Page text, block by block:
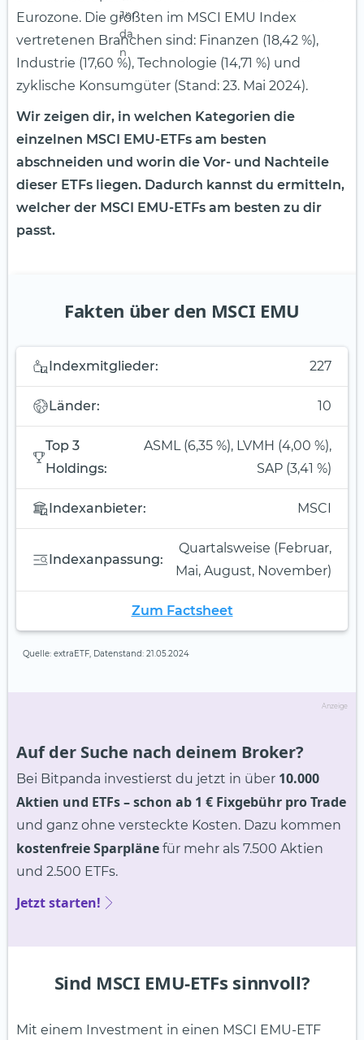
Eurozone. Die größten im MSCI EMU Index
vertretenen Branchen sind: Finanzen (18,42 %),
Industrie (17,60 %), Technologie (14,71 %) und
zyklische Konsumgüter (Stand: 23. Mai 2024).
Wir zeigen dir, in welchen Kategorien die
einzelnen MSCI EMU-ETFs am besten
abschneiden und worin die Vor- und Nachteile
dieser ETFs liegen. Dadurch kannst du ermitteln,
welcher der MSCI EMU-ETFs am besten zu dir
passt.
Fakten über den MSCI EMU
Indexmitglieder: 227
Länder: 10
Top 3
Holdings:
ASML (6,35 %), LVMH (4,00 %),
SAP (3,41 %)
Indexanbieter: MSCI
Indexanpassung:
Quartalsweise (Februar,
Mai, August, November)
Zum Factsheet
Quelle: extraETF, Datenstand: 21.05.2024
Anzeige
Auf der Suche nach deinem Broker?
Bei Bitpanda investierst du jetzt in über 10.000
Aktien und ETFs– schon ab 1 € Fixgebühr pro Trade
und ganz ohne versteckte Kosten. Dazu kommen
kostenfreie Sparpläne für mehr als 7.500 Aktien
und 2.500 ETFs.
Jetzt starten!
Sind MSCI EMU-ETFs sinnvoll?
Mit einem Investment in einen MSCI EMU-ETF